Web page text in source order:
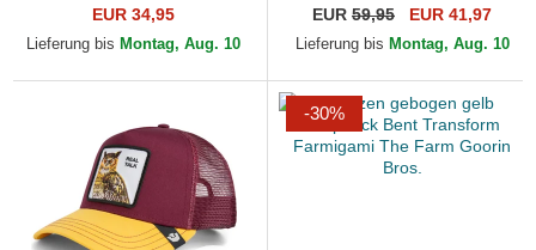
Farm Goorin Bros.
EUR 34,95
Lieferung bis Montag, Aug. 10
Det Happy Thoughts The
Farm Goorin Bros.
EUR 59,95 EUR 41,97
Lieferung bis Montag, Aug. 10
-30%